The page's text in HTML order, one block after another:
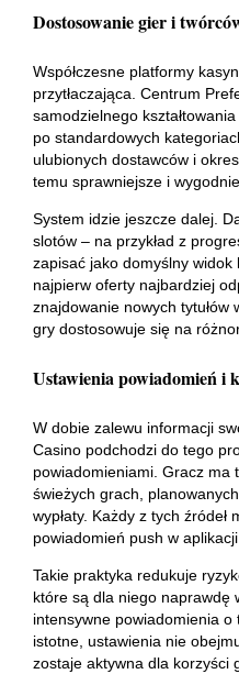
Dostosowanie gier i
Współczesne platformy
przytłaczająca. Centrum
samodzielnego
po standardowych
ulubionych dostawców i
temu sprawniejsze i
System idzie jeszcze dalej.
slotów – na przykład z
zapisać jako domyślny
najpierw oferty najbardziej
znajdowanie nowych
gry dostosowuje się na
Ustawienia powiadomień i
W dobie zalewu informacji
Casino podchodzi do tego
powiadomieniami. Gracz ma
świeżych grach,
wypłaty. Każdy z tych
powiadomień push w
Takie praktyka redukuje
które są dla niego naprawdę
intensywne powiadomienia o
istotne, ustawienia nie
zostaje aktywna dla korzyści